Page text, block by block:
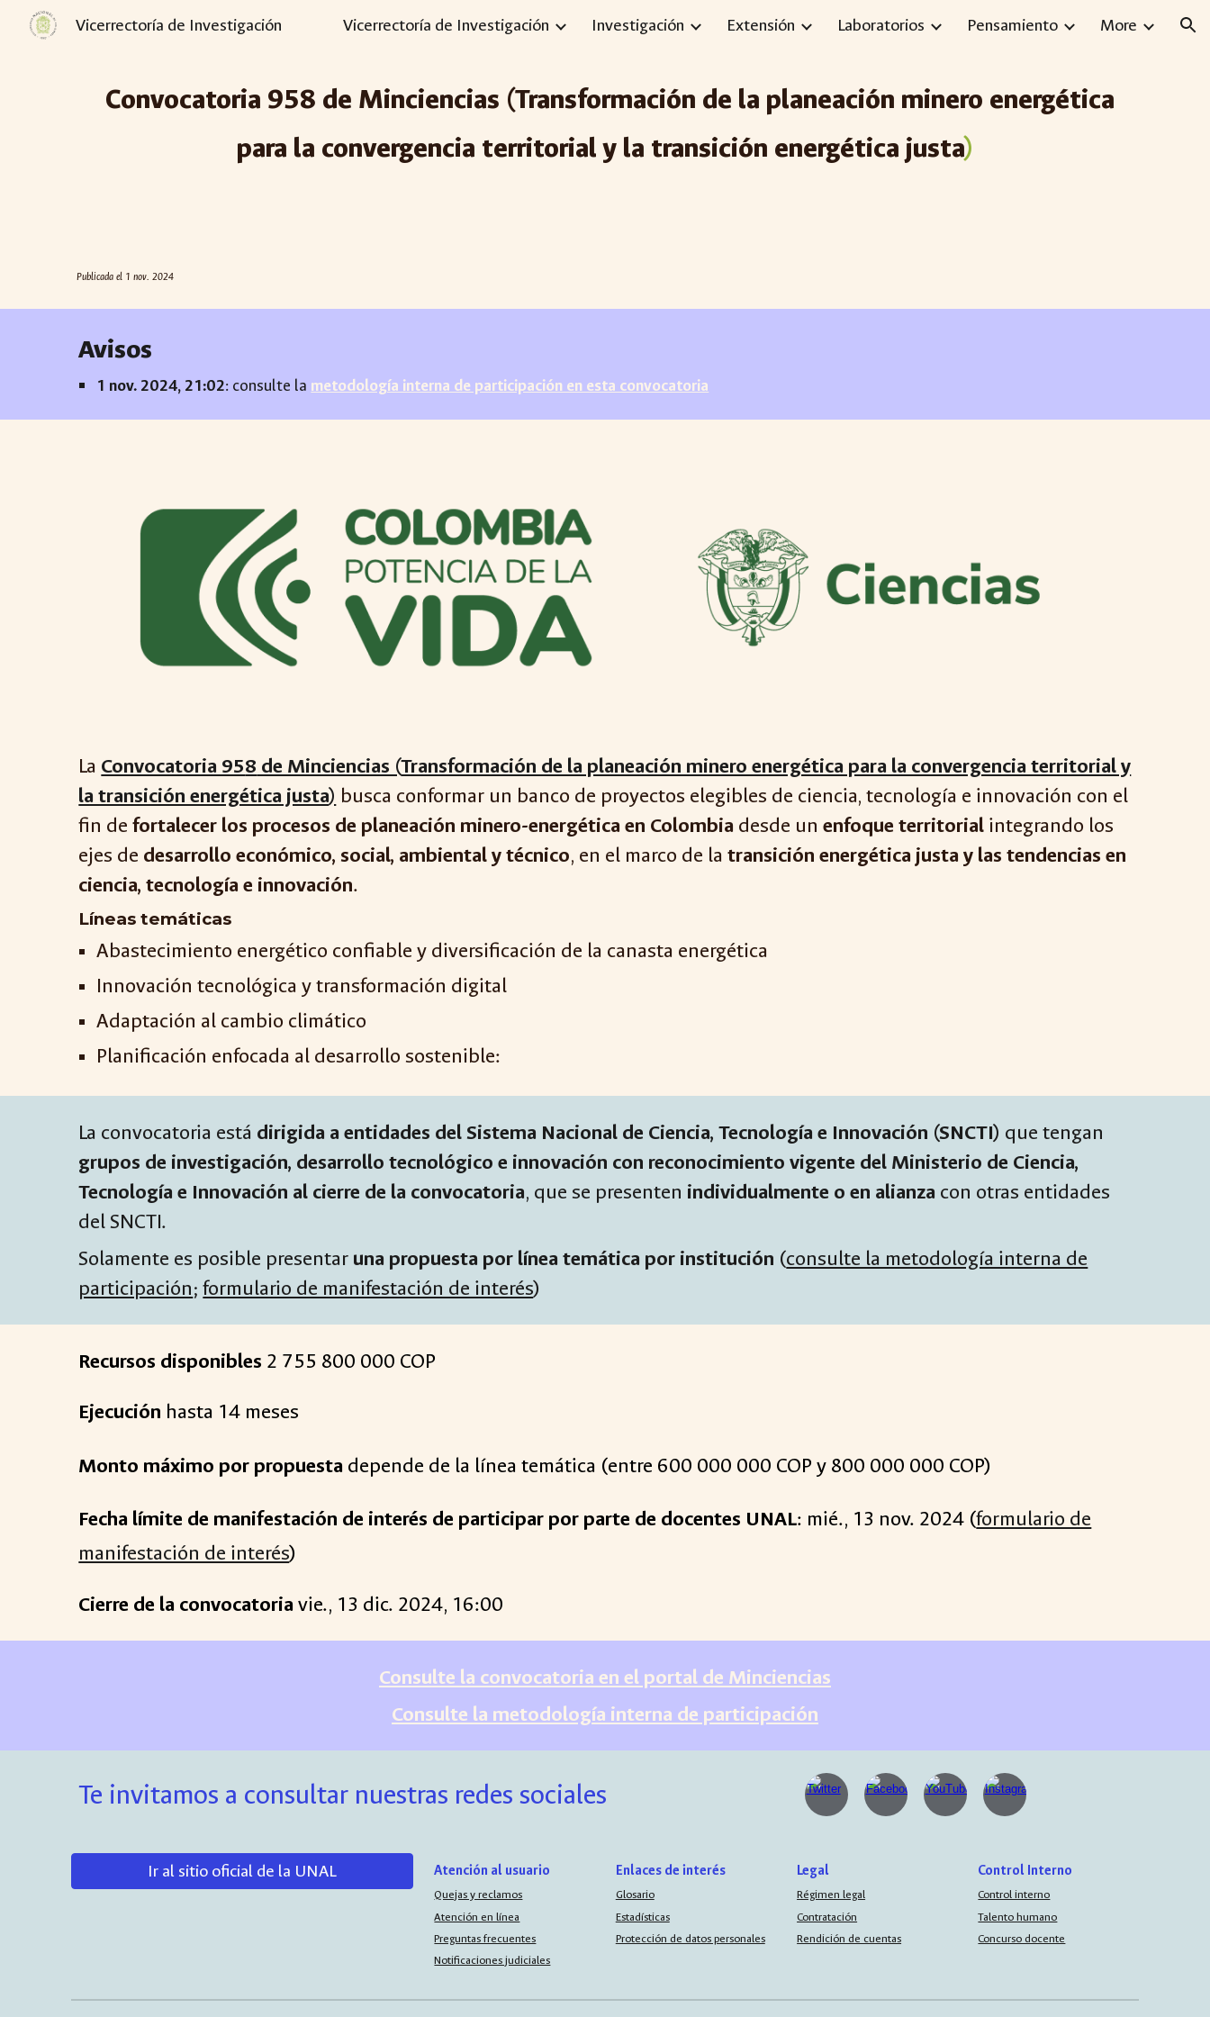
Skip to main content Skip to navigation
Vicerrectoría de Investigación Vicerrectoría de Investigación Investigación Extensión Laboratorios Pensamiento More
Convocatoria 958 de Minciencias (Transformación de la planeación minero energética
para la convergencia territorial y la transición energética justa)
Publicada el 1 nov. 2024
Avisos
1 nov. 2024, 21:02: consulte la metodología interna de participación en esta convocatoria
La Convocatoria 958 de Minciencias (Transformación de la planeación minero energética para la convergencia territorial y
la transición energética justa) busca conformar un banco de proyectos elegibles de ciencia, tecnología e innovación con el
fin defortalecer los procesos de planeación minero-energética en Colombia desde unenfoque territorial integrando los
ejes de desarrollo económico, social, ambiental y técnico, en el marco de latransición energética justa y las tendencias en
ciencia, tecnología e innovación.
Líneas temáticas
Abastecimiento energético confiable y diversificación de la canasta energética
Innovación tecnológica y transformación digital
Adaptación al cambio climático
Planificación enfocada al desarrollo sostenible:
La convocatoria está dirigida a entidades del Sistema Nacional de Ciencia, Tecnología e Innovación (SNCTI) que tengan
grupos de investigación, desarrollo tecnológico e innovación con reconocimiento vigente del Ministerio de Ciencia,
Tecnología e Innovación al cierre de la convocatoria, que se presenten individualmente o en alianza con otras entidades
del SNCTI.
Solamente es posible presentar una propuesta por línea temática por institución (consulte la metodología interna de
participación;formulario de manifestación de interés)
Recursos disponibles 2 755 800 000 COP
Ejecución hasta 14 meses
Monto máximo por propuesta depende de la línea temática (entre 600 000 000 COP y 800 000 000 COP)
Fecha límite de manifestación de interés de participar por parte de docentes UNAL: mié., 13 nov. 2024 (formulario de
manifestación de interés)
Cierre de la convocatoriavie., 13 dic. 2024, 16:00
Consulte la convocatoria en el portal de Minciencias
Consulte la metodología interna de participación
Te invitamos a consultar nuestras redes sociales
Ir al sitio oficial de la UNAL Atención al usuario
Quejas y reclamos
Atención en línea
Preguntas frecuentes
Notificaciones judiciales
Enlaces de interés
Glosario
Estadísticas
Protección de datos personales
Legal
Régimen legal
Contratación
Rendición de cuentas
Control Interno
Control interno
Talento humano
Concurso docente